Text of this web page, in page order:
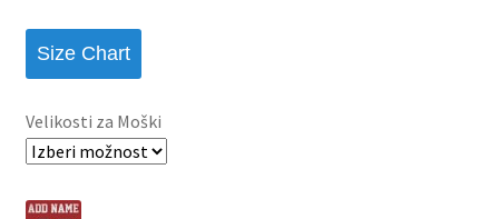
Size Chart
Velikosti za Moški